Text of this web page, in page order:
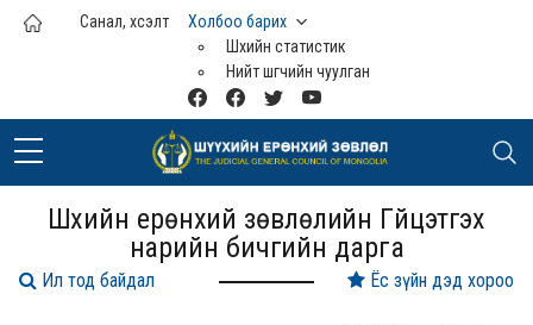
Үндсэн агуулга руу шилжих
Санал, хүсэлт
Холбоо барих
Шүүхийн статистик
Нийт шүүгчийн чуулган
Шүүхийн ерөнхий зөвлөлийн Гүйцэтгэх
нарийн бичгийн дарга
Ёс зүйн дэд хороо
Ил тод байдал